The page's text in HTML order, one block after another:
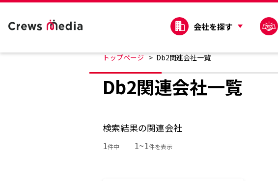
会社を探す
トップページ Db2関連会社一覧
Db2関連会社一覧
検索結果の関連会社
1件中 1~1件を表示